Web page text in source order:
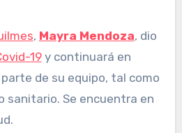
, Mayra Mendoza, dio
19y continuará en
de su equipo, tal como
sanitario. Se encuentra en